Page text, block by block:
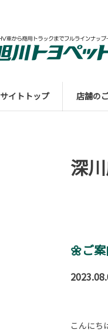
サイトトップ 店舗の
深
🌼ご
こんにち